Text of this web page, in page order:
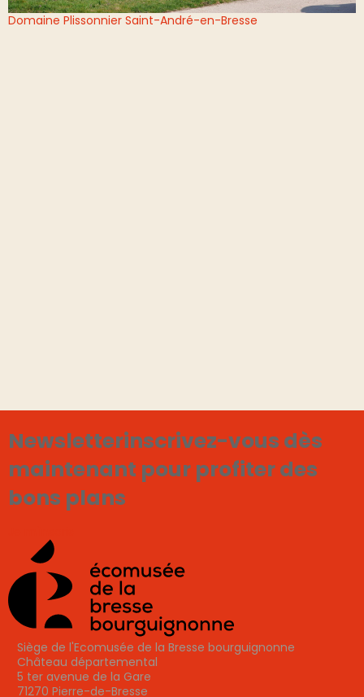
Domaine Plissonnier Saint-André-en-Bresse
Newsletterinscrivez-vous dès
maintenant pour profiter des
bons plans
Siège de l'Ecomusée de la Bresse bourguignonne
Château départemental
5 ter avenue de la Gare
71270 Pierre-de-Bresse